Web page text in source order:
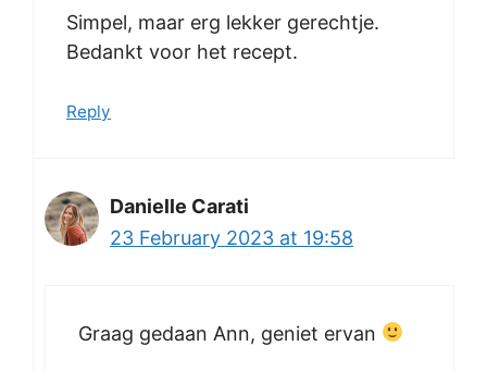
Simpel, maar erg lekker gerechtje.
Bedankt voor het recept.
Reply
Danielle Carati
23 February 2023 at 19:58
Graag gedaan Ann, geniet ervan